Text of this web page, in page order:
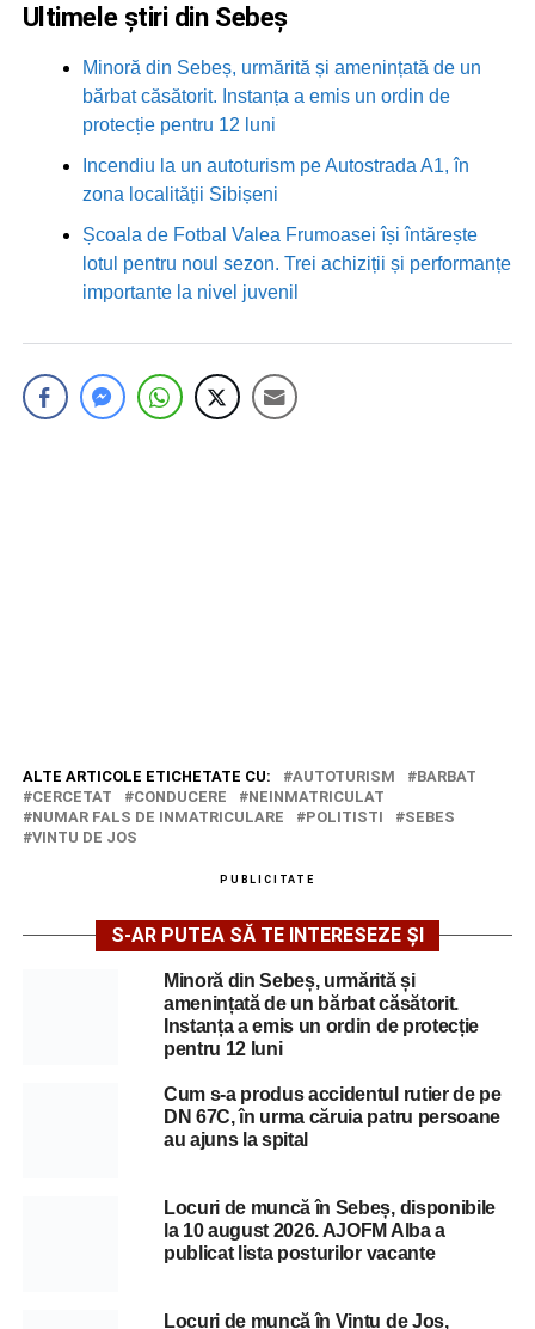
Ultimele știri din Sebeș
Minoră din Sebeș, urmărită și amenințată de un
bărbat căsătorit. Instanța a emis un ordin de
protecție pentru 12 luni
Incendiu la un autoturism pe Autostrada A1, în
zona localității Sibișeni
Școala de Fotbal Valea Frumoasei își întărește
lotul pentru noul sezon. Trei achiziții și performanțe
importante la nivel juvenil
ALTE ARTICOLE ETICHETATE CU: AUTOTURISM
BARBAT
CERCETAT
CONDUCERE
NEINMATRICULAT
NUMAR FALS DE INMATRICULARE
POLITISTI
SEBES
VINTU DE JOS
PUBLICITATE
S-AR PUTEA SĂ TE INTERESEZE ȘI
Minoră din Sebeș, urmărită și
amenințată de un bărbat căsătorit.
Instanța a emis un ordin de protecție
pentru 12 luni
Cum s-a produs accidentul rutier de pe
DN 67C, în urma căruia patru persoane
au ajuns la spital
Locuri de muncă în Sebeș, disponibile
la 10 august 2026. AJOFM Alba a
publicat lista posturilor vacante
Locuri de muncă în Vințu de Jos,